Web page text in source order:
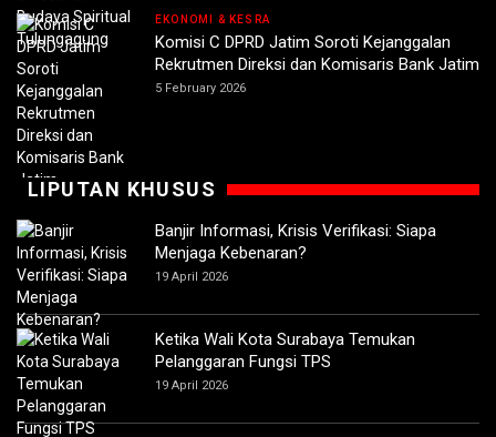
EKONOMI & KESRA
Komisi C DPRD Jatim Soroti Kejanggalan
Rekrutmen Direksi dan Komisaris Bank Jatim
5 February 2026
LIPUTAN KHUSUS
Banjir Informasi, Krisis Verifikasi: Siapa
Menjaga Kebenaran?
19 April 2026
Ketika Wali Kota Surabaya Temukan
Pelanggaran Fungsi TPS
19 April 2026